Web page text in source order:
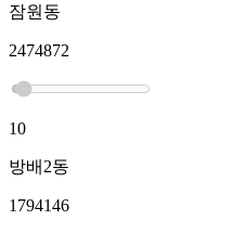
잠원동
2474872
10
방배2동
1794146